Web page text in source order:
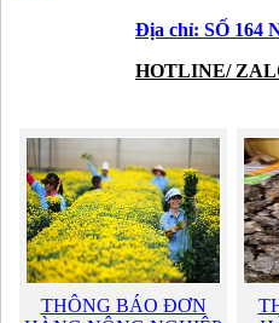
Địa chỉ: SỐ 164
HOTLINE/
THÔNG BÁO ĐƠN